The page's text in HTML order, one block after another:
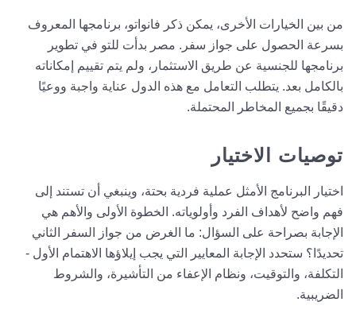
من بين الخيارات الأخرى، يمكن ذكر فانواتو، برنامجها المعروف
بسرعة الحصول على جواز سفر. مصر بدأت للتو في تطوير
برنامجها للجنسية عن طريق الاستثمار، ولم يتم تقييم إمكاناته
بالكامل بعد. يتطلب التعامل مع هذه الدول عناية واجبة ووعيًا
دقيقًا بجميع المخاطر المحتملة.
توصيات الاختيار
اختيار البرنامج الأمثل عملية فردية بحتة، وينبغي أن تستند إلى
فهم واضح لأهداف الفرد وأولوياته. الخطوة الأولى والأهم هي
الإجابة بصراحة على السؤال: ما الغرض من جواز السفر الثاني
تحديدًا؟ ستحدد الإجابة المعايير التي يجب إيلاؤها الاهتمام الأول -
التكلفة، والتوقيت، ونظام الإعفاء من التأشيرة، والشروط
الضريبية.